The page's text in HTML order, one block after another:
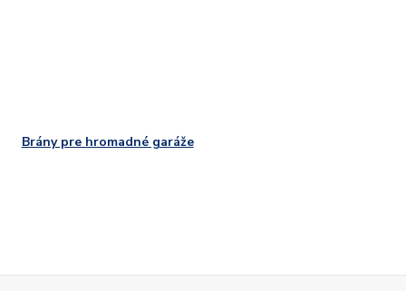
Brány pre hromadné garáže